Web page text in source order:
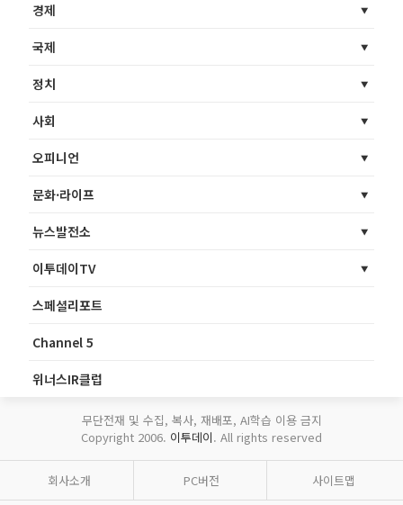
경제
국제
정치
사회
오피니언
문화·라이프
뉴스발전소
이투데이TV
스페셜리포트
Channel 5
위너스IR클럽
무단전재 및 수집, 복사, 재배포, AI학습 이용 금지
Copyright 2006. 이투데이. All rights reserved
회사소개 PC버전 사이트맵